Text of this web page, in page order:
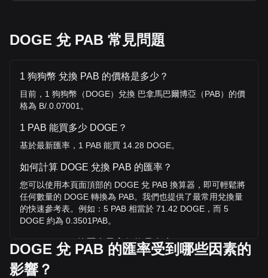
DOGE 兌 PAB 常見問題
1 狗狗幣 兌換 PAB 的價格是多少？
目前，1 狗狗幣（DOGE）兌換 巴拿馬巴爾博亞（PAB）的價
格為 B/.0.07001。
1 PAB 能買多少 DOGE？
基於最新匯率，1 PAB 能買 14.28 DOGE。
如何計算 DOGE 兌換 PAB 的匯率？
您可以使用本頁面頂部的 DOGE 兌 PAB 換算器，即可輕鬆將
任何數量的 DOGE 轉換為 PAB。我們也提供了最常用兌換量
的快速參考表。例如：5 PAB 相當於 71.42 DOGE，而 5
DOGE 約為 0.3501PAB。
DOGE / PAB 的歷史最高價格是多少？
1 DOGE 兌 PAB 的歷史最高價為 B/.0.7376。1 DOGE / PAB
的價值是否還會超越目前的歷史最高價呢？讓我們拭目以待。
DOGE 兌 PAB 的匯率受到哪些因素的
影響？